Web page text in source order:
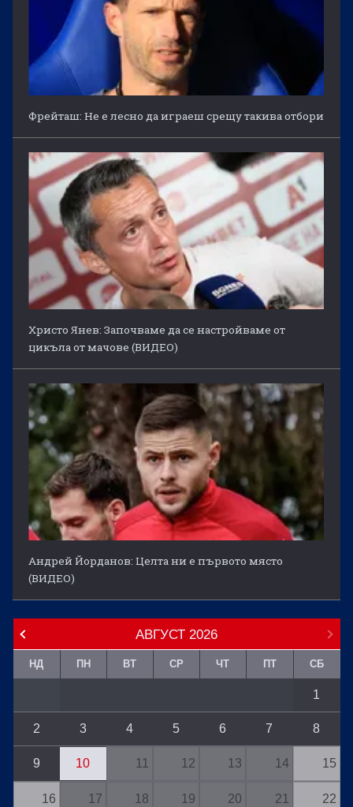
Фрейташ: Не е лесно да играеш срещу такива отбори
Христо Янев: Започваме да се настройваме от
цикъла от мачове (ВИДЕО)
Андрей Йорданов: Целта ни е първото място
(ВИДЕО)
АВГУСТ 2026
НД ПН ВТ СР ЧТ ПТ СБ
1
2 3 4 5 6 7 8
9 10 11 12 13 14 15
16 17 18 19 20 21 22